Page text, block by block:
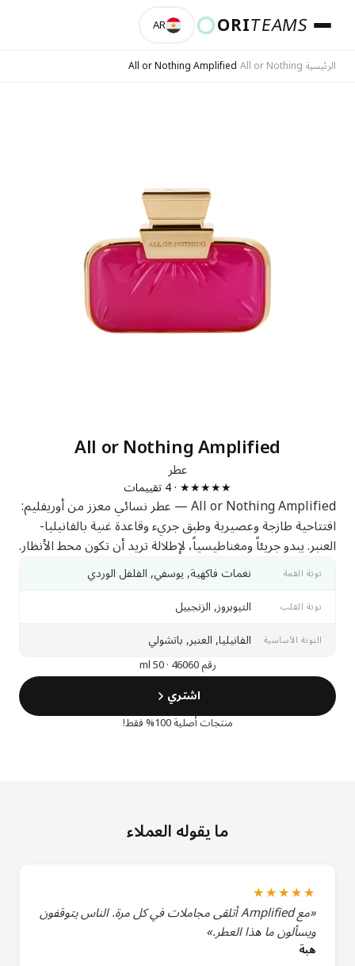
ORITEAMS
AR
الرئيسية All or Nothing
All or Nothing Amplified
All or Nothing Amplified
عطر
★★★★★ · 4 تقييمات
All or Nothing Amplified — عطر نسائي معزز من أوريفليم:
افتتاحية طازجة وعصيرية وطبق جريء وقاعدة غنية بالفانيليا-
العنبر. يبدو جريئاً ومغناطيسياً، لإطلالة تريد أن تكون محط الأنظار.
نوتة القمة نغمات فاكهية, يوسفي, الفلفل الوردي
نوتة القلب التيوبروز, الزنجبيل
النوتة الأساسية الفانيليا, العنبر, باتشولي
رقم 46060 · 50 ml
اشتري
منتجات أصلية 100% فقط!
ما يقوله العملاء
★★★★★
«مع Amplified أتلقى مجاملات في كل مرة. الناس يتوقفون
ويسألون ما هذا العطر.»
هبة